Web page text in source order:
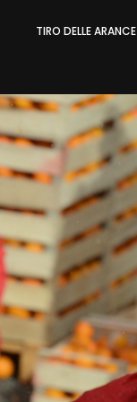
TIRO DELLE ARANCE